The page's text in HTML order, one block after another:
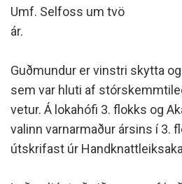
Umf. Selfoss um tvö
ár.
Guðmundur er vinstri skytta
sem var hluti af
vetur. Á lokahófi 3. flokks og
valinn varnarmaður ársins í 3.
útskrifast úr